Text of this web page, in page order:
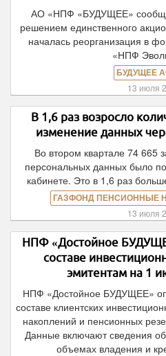
АО «НПФ «БУДУЩЕЕ»
решением единственного
началась реорганизация в
«НПФ
БУДУЩЕЕ
13 июля
В 1,6 раз возросло
изменение данных
Во втором квартале 74 665
персональных данных было
кабинете. Это в 1,6 раз
ГАЗФОНД ПЕНСИОННЫЕ
13 июля
НПФ «Достойное
составе
эмитентам на 1
НПФ «Достойное БУДУЩЕЕ»
составе клиентских
накоплений и пенсионных
Данные включают сведения
объемах владения и